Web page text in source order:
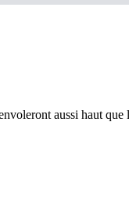
aussi haut que